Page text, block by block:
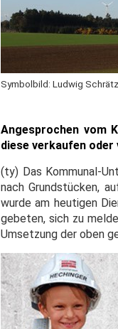
Symbolbild: Ludwig
Angesprochen vom
diese verkaufen
(ty) Das Kommunal-
nach Grundstücken,
wurde am heutigen
gebeten, sich zu
Umsetzung der oben